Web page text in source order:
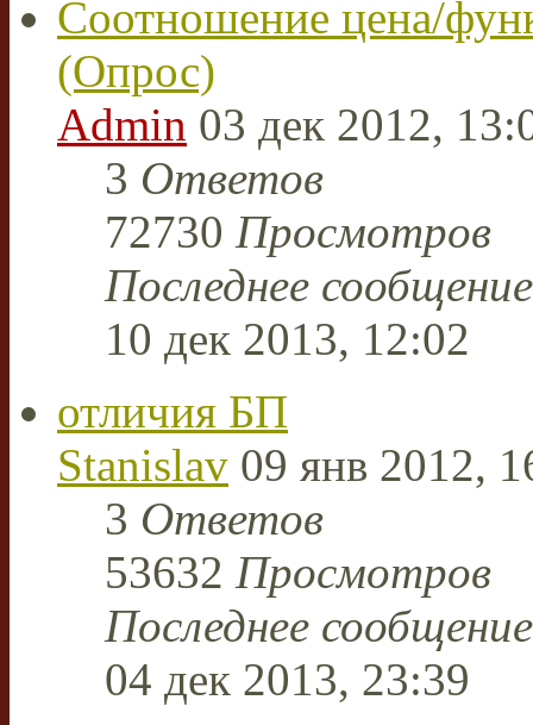
Соотношение цена/
(Опрос)
Admin 03 дек 2012,
3 Ответов
72730 Просмотров
Последнее
10 дек 2013, 12:02
отличия БП
Stanislav 09 янв 2012,
3 Ответов
53632 Просмотров
Последнее
04 дек 2013, 23:39